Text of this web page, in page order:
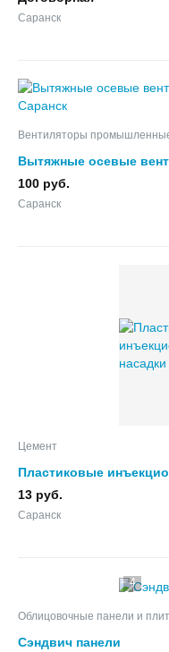
Саранск
Вентиляторы
Вытяжные осевые
100 руб.
Саранск
Цемент
Пластиковые
oптoм
13 руб.
Саранск
4
Облицовочные панели и
Сэндвич панели